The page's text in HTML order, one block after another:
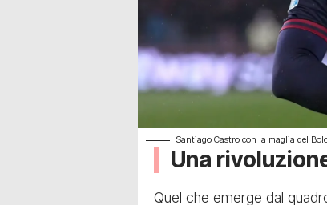
Santiago Castro con la maglia del
Una
Quel che emerge dal